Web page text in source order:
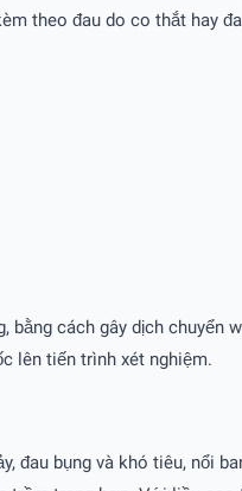
theo đau do co thắt hay
cách gây dịch
lên tiến trình xét nghiệm.
đau bụng và khó tiêu, nổi